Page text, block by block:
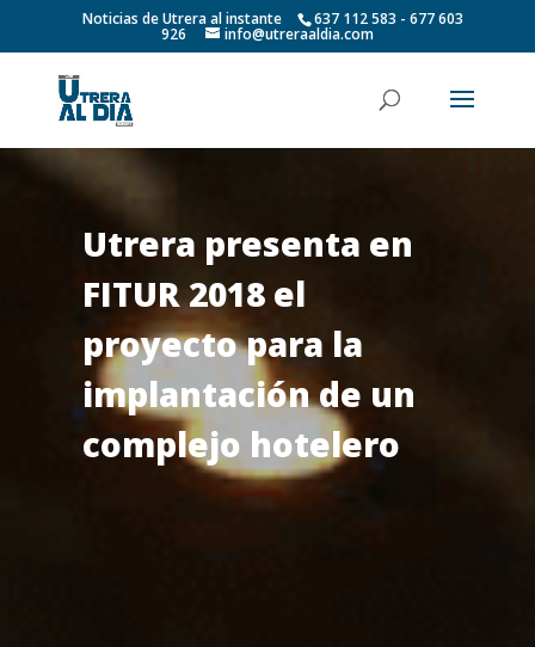
Noticias de Utrera al instante 637 112 583 - 677 603
926 info@utreraaldia.com
Utrera presenta en
FITUR 2018 el
proyecto para la
implantación de un
complejo hotelero